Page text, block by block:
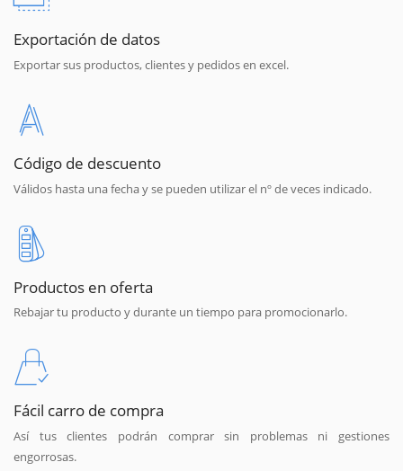
Exportación de datos
Exportar sus productos, clientes y pedidos en excel.
Código de descuento
Válidos hasta una fecha y se pueden utilizar el nº de veces indicado.
Productos en oferta
Rebajar tu producto y durante un tiempo para promocionarlo.
Fácil carro de compra
Así tus clientes podrán comprar sin problemas ni gestiones
engorrosas.